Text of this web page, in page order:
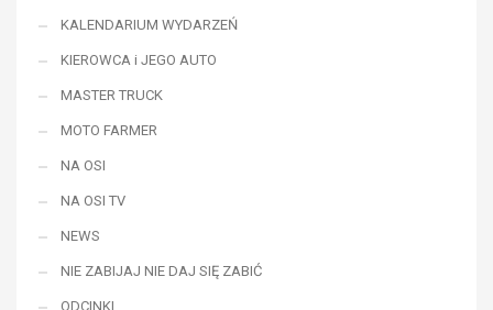
KALENDARIUM WYDARZEŃ
KIEROWCA i JEGO AUTO
MASTER TRUCK
MOTO FARMER
NA OSI
NA OSI TV
NEWS
NIE ZABIJAJ NIE DAJ SIĘ ZABIĆ
ODCINKI